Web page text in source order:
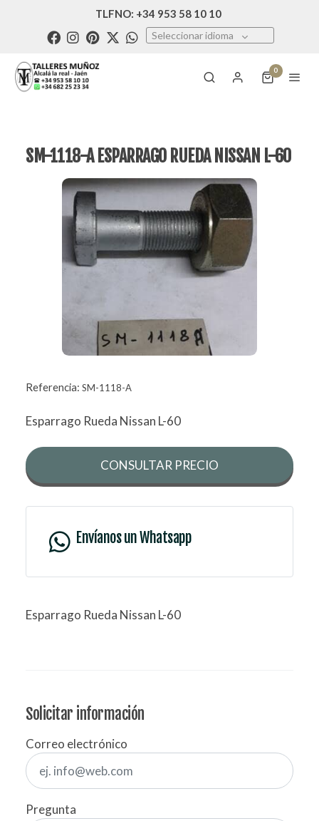
TLFNO: +34 953 58 10 10
Seleccionar idioma
0
SM-1118-A ESPARRAGO RUEDA NISSAN L-60
Referencia: SM-1118-A
Esparrago Rueda Nissan L-60
CONSULTAR PRECIO
Envíanos un Whatsapp
Esparrago Rueda Nissan L-60
Solicitar información
Correo electrónico
Pregunta